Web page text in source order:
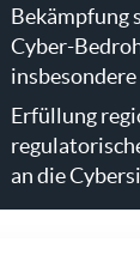
Bekämpfung
Cyber-
Erfüllung
an die